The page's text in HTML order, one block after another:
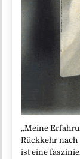
„Meine
Rückkehr nach
ist eine